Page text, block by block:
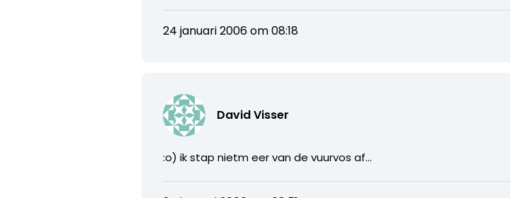
24 januari 2006 om 08:18
David Visser
:o) ik stap nietm eer van de vuurvos af…